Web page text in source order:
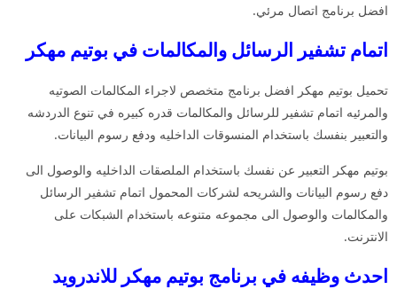
افضل برنامج اتصال مرئي.
اتمام تشفير الرسائل والمكالمات في بوتيم مهكر
تحميل بوتيم مهكر افضل برنامج متخصص لاجراء المكالمات الصوتيه
والمرئيه اتمام تشفير للرسائل والمكالمات قدره كبيره في تنوع الدردشه
والتعبير بنفسك باستخدام المنسوقات الداخليه ودفع رسوم البيانات.
بوتيم مهكر التعبير عن نفسك باستخدام الملصقات الداخليه والوصول الى
دفع رسوم البيانات والشريحه لشركات المحمول اتمام تشفير الرسائل
والمكالمات والوصول الى مجموعه متنوعه باستخدام الشبكات على
الانترنت.
احدث وظيفه في برنامج بوتيم مهكر للاندرويد